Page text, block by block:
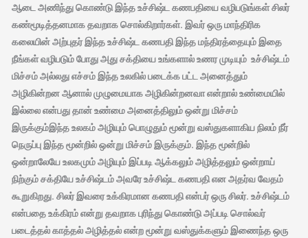
ஆடை அணிந்து கொண்டு இந்த உச்சிஷ்ட கணபதியை வழிபடுங்கள் சிலர்
கண்மூடித்தனமாக தவறாக சொல்கிறார்கள். இவர் ஒரு மாந்திரிக
கலையின் அற்புதர் இந்த உச்சிஷ்ட கணபதி இந்த மந்திரத்தையும் இதை
நீங்கள் வழிபடும் போது அது சக்தியை உங்களால் உணர முடியும் உச்சிஷ்டம்
மிச்சம் அல்லது எச்சம் இந்த உலகில் படைக்க பட்ட அனைத்தும்
அழிகின்றன ஆனால் முழுமையாக அழிகின்றனவா என்றால் உண்மையில்
இல்லை என்பது தான் உண்மை அனைத்திலும் ஒன்று மிச்சம்
இருக்கும்இந்த உலகம் அழியும் பொழுதும் மூன்று வஸ்துகளாகிய நிலம் நீர்
நெருப்பு இந்த மூன்றில் ஒன்று மிச்சம் இருக்கும். இந்த மூன்றில்
ஒன்றாலேயே உலகமும் அழியும் இப்படி ஆக்கலும் அழித்தலும் ஒன்றாய்
நிற்கும் சக்தியே உச்சிஷ்டம் அவரே உச்சிஷ்ட கணபதி என அதர்வ வேதம்
கூறுகிறது. சிலர் இவரை உக்கிரமான கணபதி என்பர் ஒரு சிலர். உச்சிஷ்டம்
என்பதை உக்கிரம் என்று தவறாக புரிந்து கொண்டு அப்படி சொல்வர்
படைத்தல் காத்தல் அழித்தல் என்ற மூன்று வஸ்துக்களும் இணைந்த ஒரு